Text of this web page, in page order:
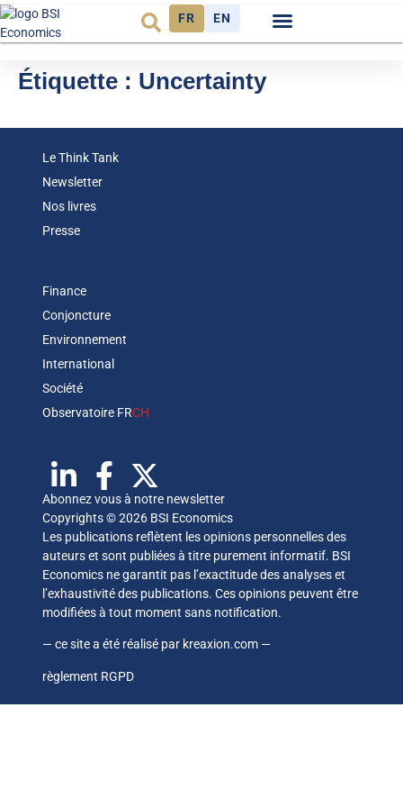
FR EN
Étiquette : Uncertainty
Le Think Tank
Newsletter
Nos livres
Presse
Finance
Conjoncture
Environnement
International
Société
Observatoire FRCH
Abonnez vous à notre newsletter
Copyrights © 2026 BSI Economics
Les publications reflètent les opinions personnelles des
auteurs et sont publiées à titre purement informatif. BSI
Economics ne garantit pas l’exactitude des analyses et
l’exhaustivité des publications. Ces opinions peuvent être
modifiées à tout moment sans notification.
— ce site a été réalisé par kreaxion.com —
règlement RGPD